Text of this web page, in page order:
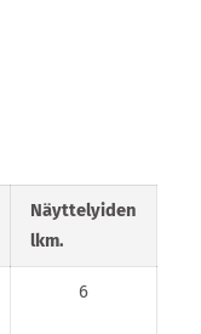
Näyttelyiden
lkm.
6